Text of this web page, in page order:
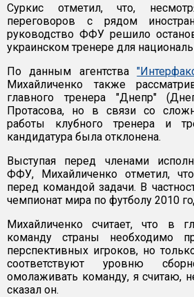
Суркис отметил, что,
переговоров с рядом
руководство ФФУ решило
украинском тренере для
По данным агентства
Михайличенко также
главного тренера "Днепр"
Протасова, но в связи со
работы клубного тренера и
кандидатура была отклонена.
Выступая перед членами
ФФУ, Михайличенко отметил,
перед командой задачи. В
чемпионат мира по футболу 2010
Михайличенко считает, что в
команду страны необходимо
перспективных игроков, но
соответствуют уровню
омолаживать команду, я считаю,
сказал он.